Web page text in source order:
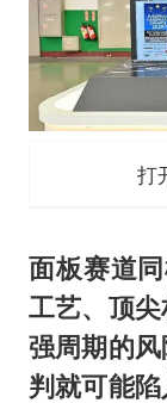
打
面板赛道
工艺、顶
强周期的
判就可能